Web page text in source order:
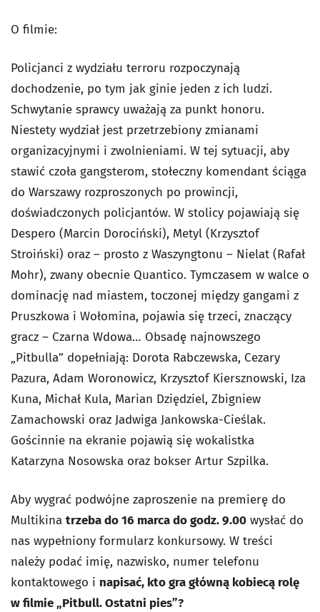
O filmie:
Policjanci z wydziału terroru rozpoczynają
dochodzenie, po tym jak ginie jeden z ich ludzi.
Schwytanie sprawcy uważają za punkt honoru.
Niestety wydział jest przetrzebiony zmianami
organizacyjnymi i zwolnieniami. W tej sytuacji, aby
stawić czoła gangsterom, stołeczny komendant ściąga
do Warszawy rozproszonych po prowincji,
doświadczonych policjantów. W stolicy pojawiają się
Despero (Marcin Dorociński), Metyl (Krzysztof
Stroiński) oraz – prosto z Waszyngtonu – Nielat (Rafał
Mohr), zwany obecnie Quantico. Tymczasem w walce o
dominację nad miastem, toczonej między gangami z
Pruszkowa i Wołomina, pojawia się trzeci, znaczący
gracz – Czarna Wdowa… Obsadę najnowszego
„Pitbulla” dopełniają: Dorota Rabczewska, Cezary
Pazura, Adam Woronowicz, Krzysztof Kiersznowski, Iza
Kuna, Michał Kula, Marian Dziędziel, Zbigniew
Zamachowski oraz Jadwiga Jankowska-Cieślak.
Gościnnie na ekranie pojawią się wokalistka
Katarzyna Nosowska oraz bokser Artur Szpilka.
Aby wygrać podwójne zaproszenie na premierę do
Multikina trzeba do 16 marca do godz. 9.00 wysłać do
nas wypełniony formularz konkursowy. W treści
należy podać imię, nazwisko, numer telefonu
kontaktowego i napisać, kto gra główną kobiecą rolę
w filmie „Pitbull. Ostatni pies”?